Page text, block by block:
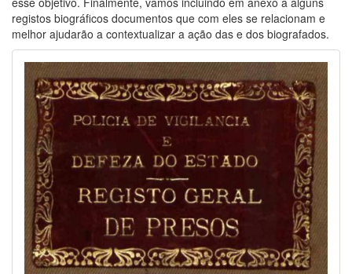
registos biográficos documentos que com eles se relacionam e
melhor ajudarão a contextualizar a ação das e dos biografados.
Image